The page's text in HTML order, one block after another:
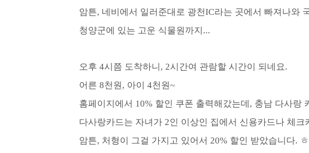
암튼, 네비에서 일러준대로 광천IC라는 곳에서 빠져나와
청양군에 있는 고운 식물원까지...
오후 4시쯤 도착하니, 2시간여 관람할 시간이 되네요.
어른 8천원, 아이 4천원~
홈페이지에서 10% 할인 쿠폰 출력해갔는데, 충남 다사랑
다사랑카드는 자녀가 2인 이상인 집에서 신용카드나 체
암튼, 처형이 그걸 가지고 있어서 20% 할인 받았습니다.